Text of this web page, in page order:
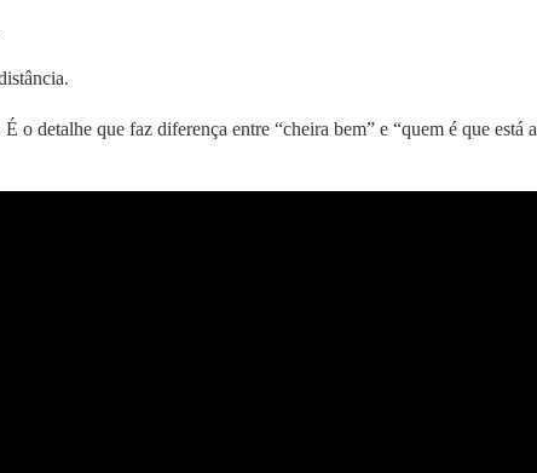
o detalhe que faz diferença entre “cheira bem” e “quem é que está a